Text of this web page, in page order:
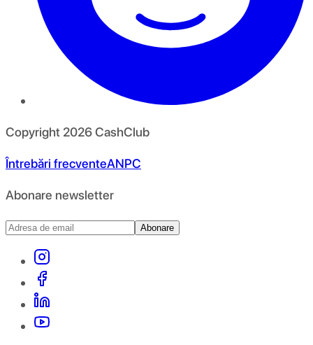
Copyright 2026CashClub
Întrebări frecventeANPC
Abonare newsletter
Abonare